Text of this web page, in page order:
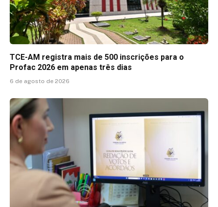
TCE-AM registra mais de 500 inscrições para o
Profac 2026 em apenas três dias
6 de agosto de 2026